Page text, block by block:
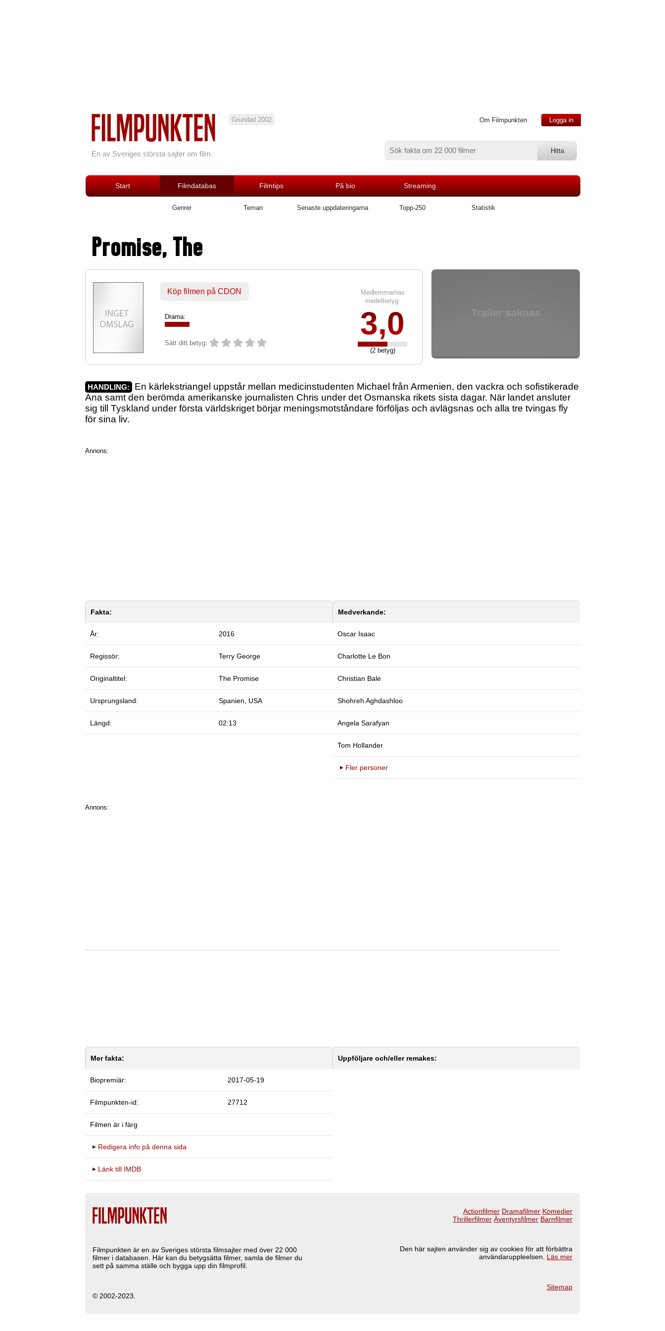
En av Sveriges största sajter om film.
Grundad 2002 Om Filmpunkten Logga in
Start Filmdatabas Filmtips På bio Streaming
Genrer Teman Senaste uppdateringarna Topp-250 Statistik
Promise, The
Köp filmen på CDON
Drama:
Sätt ditt betyg:
Medlemmarnas
medelbetyg:
3,0
(2 betyg)
HANDLING:
En kärlekstriangel uppstår mellan medicinstudenten Michael från Armenien, den vackra och sofistikerade
Ana samt den berömda amerikanske journalisten Chris under det Osmanska rikets sista dagar. När landet ansluter
sig till Tyskland under första världskriget börjar meningsmotståndare förföljas och avlägsnas och alla tre tvingas fly
för sina liv.
Annons:
Fakta:
År: 2016
Regissör: Terry George
Originaltitel: The Promise
Ursprungsland: Spanien, USA
Längd: 02:13
Medverkande:
Oscar Isaac
Charlotte Le Bon
Christian Bale
Shohreh Aghdashloo
Angela Sarafyan
Tom Hollander
Fler personer
Annons:
Mer fakta:
Biopremiär: 2017-05-19
Filmpunkten-id: 27712
Filmen är i färg
Redigera info på denna sida
Länk till IMDB
Uppföljare och/eller remakes:
Filmpunkten är en av Sveriges största filmsajter med över 22 000
filmer i databasen. Här kan du betygsätta filmer, samla de filmer du
sett på samma ställe och bygga upp din filmprofil.
© 2002-2023.
Actionfilmer Dramafilmer Komedier
Thrillerfilmer Äventyrsfilmer Barnfilmer
Den här sajten använder sig av cookies för att förbättra
användaruppleelsen. Läs mer
Sitemap